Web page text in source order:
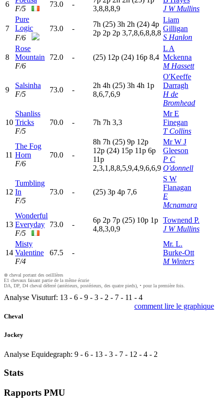
6
F/5
73.0 -
3,8,8,8,9
J W Mullins
7
Pure
Logic
F/6
73.0 -
7h (25) 3h 2h (24) 4p
2p 2p 2p 3,7,8,6,8,8,8
Liam
Gilligan
S Hanlon
8
Rose
Mountain
F/6
72.0 - (25) 12p (24) 16p 8,4
L A
Mckenna
M Hassett
9
Salsinha
F/5
73.0 -
2h 4h (25) 3h 4h 1p
8,6,7,6,9
O'Keeffe
Darragh
H de
Bromhead
10
Shanliss
Tricks
F/5
70.0 - 7h 7h 3,3
Mr E
Finegan
T Collins
11
The Fog
Horn
F/6
70.0 -
8h 7h (25) 9p 12p
12p (24) 15p 11p 6p
11p
2,3,1,8,8,5,9,4,9,6,6,9
Mr W J
Gleeson
P C
O'donnell
12
Tumbling
In
F/5
73.0 - (25) 3p 4p 7,6
S W
Flanagan
E
Mcnamara
13
Wonderful
Everyday
F/5
73.0 -
6p 2p 7p (25) 10p 1p
4,8,3,0,9
Townend P.
J W Mullins
14
Misty
Valentine
F/4
67.5 -
Mr. L.
Burke-Ott
M Winters
⊗ cheval portant des oeilllères
E1 chevaux faisant partie de la même écurie
DA, DP, D4 cheval déferré (antérieurs, postérieurs, des quatre pieds), • pour la première fois.
Analyse Visuturf: 13 - 6 - 9 - 3 - 2 - 7 - 11 - 4
comment lire le graphique
Cheval
Jockey
Analyse Equidegraph: 9 - 6 - 13 - 3 - 7 - 12 - 4 - 2
Stats
Rapports PMU